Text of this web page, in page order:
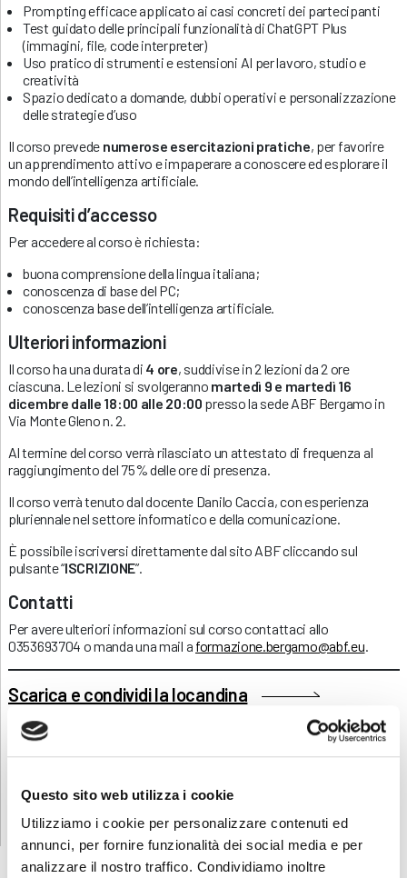
Questo sito web utilizza i cookie
Utilizziamo i cookie per personalizzare contenuti ed
annunci, per fornire funzionalità dei social media e per
analizzare il nostro traffico. Condividiamo inoltre
Prompting efficace applicato ai casi concreti dei partecipanti
Test guidato delle principali funzionalità di ChatGPT Plus
(immagini, file, code interpreter)
Uso pratico di strumenti e estensioni AI per lavoro, studio e
creatività
Spazio dedicato a domande, dubbi operativi e personalizzazione
delle strategie d’uso
Il corso prevede numerose esercitazioni pratiche, per favorire
un apprendimento attivo e impaperare a conoscere ed esplorare il
mondo dell’intelligenza artificiale.
Requisiti d’accesso
Per accedere al corso è richiesta:
buona comprensione della lingua italiana;
conoscenza di base del PC;
conoscenza base dell’intelligenza artificiale.
Ulteriori informazioni
Il corso ha una durata di 4 ore, suddivise in 2 lezioni da 2 ore
ciascuna. Le lezioni si svolgeranno martedì 9 e martedì 16
dicembre dalle 18:00 alle 20:00 presso la sede ABF Bergamo in
Via Monte Gleno n. 2.
Al termine del corso verrà rilasciato un attestato di frequenza al
raggiungimento del 75% delle ore di presenza.
Il corso verrà tenuto dal docente Danilo Caccia, con esperienza
pluriennale nel settore informatico e della comunicazione.
È possibile iscriversi direttamente dal sito ABF cliccando sul
pulsante “ISCRIZIONE”.
Contatti
Per avere ulteriori informazioni sul corso contattaci allo
0353693704 o manda una mail a formazione.bergamo@abf.eu
Scarica e condividi la locandina